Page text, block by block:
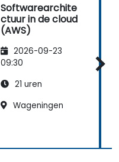
Softwarearchite
ctuur in de cloud
(AWS)
2026-09-23
09:30
21 uren
Wageningen